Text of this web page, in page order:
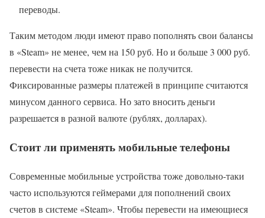
переводы.
Таким методом люди имеют право пополнять свои балансы
в «Steam» не менее, чем на 150 руб. Но и больше 3 000 руб.
перевести на счета тоже никак не получится.
Фиксированные размеры платежей в принципе считаются
минусом данного сервиса. Но зато вносить деньги
разрешается в разной валюте (рублях, долларах).
Стоит ли применять мобильные телефоны
Современные мобильные устройства тоже довольно-таки
часто используются геймерами для пополнений своих
счетов в системе «Steam». Чтобы перевести на имеющиеся